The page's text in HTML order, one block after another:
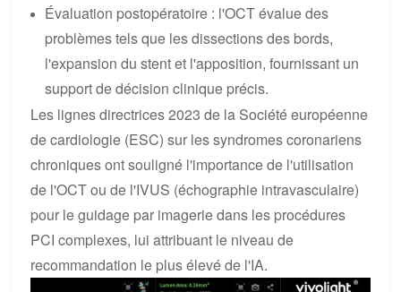
Évaluation postopératoire : l'OCT évalue des
problèmes tels que les dissections des bords,
l'expansion du stent et l'apposition, fournissant un
support de décision clinique précis.
Les lignes directrices 2023 de la Société européenne
de cardiologie (ESC) sur les syndromes coronariens
chroniques ont souligné l'importance de l'utilisation
de l'OCT ou de l'IVUS (échographie intravasculaire)
pour le guidage par imagerie dans les procédures
PCI complexes, lui attribuant le niveau de
recommandation le plus élevé de l'IA.